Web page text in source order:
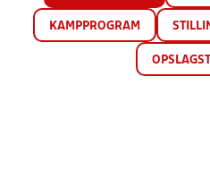
KAMPPROGRAM